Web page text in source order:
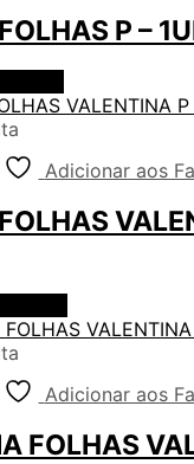
P –
Adicionar aos
Adicionar aos
FOLHAS